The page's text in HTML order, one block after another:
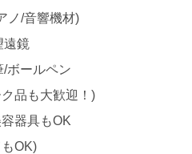
ノ/音響機材)
遠鏡
/ボールペン
品も大歓迎！)
器具もOK
OK)